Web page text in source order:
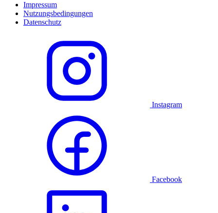
Impressum
Nutzungsbedingungen
Datenschutz
Instagram
Facebook